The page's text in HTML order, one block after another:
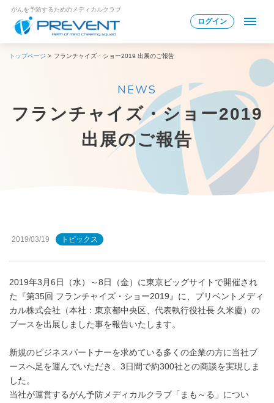
がんを予防するためのメディカルクラブ
ログイン
トップページ > フランチャイズ・ショー2019 出展のご報告
NEWS
フランチャイズ・ショー2019
出展のご報告
2019/03/19 トピックス
2019年3月6日（水）～8日（金）に東京ビッグサイトで開催され
た『第35回 フランチャイズ・ショー2019』に、プリベントメディ
カル株式会社（本社：東京都中央区、代表執行役社長 久米慶）の
ブースを出展しました事を報告いたします。
新規のビジネスパートナーを求めている多くの企業の方に当社ブ
ースへ足を運んでいただき、3日間で約300社との商談を実現しま
した。
当社が運営するがん予防メディカルクラブ「まも～る」につい